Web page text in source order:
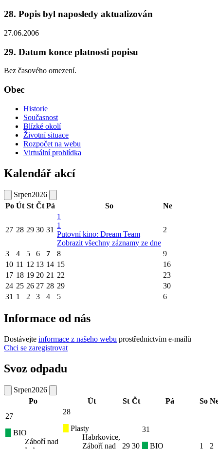
28. Popis byl naposledy aktualizován
27.06.2006
29. Datum konce platnosti popisu
Bez časového omezení.
Obec
Historie
Současnost
Blízké okolí
Životní situace
Rozpočet na webu
Virtuální prohlídka
Kalendář akcí
Srpen2026
Po Út St Čt Pá So Ne
27 28 29 30 31
1
1
Putovní kino: Dream Team
Zobrazit všechny záznamy ze dne
2
3 4 5 6 7 8
9
10 11 12 13 14 15
16
17 18 19 20 21 22
23
24 25 26 27 28 29
30
31 1 2 3 4 5 6
Informace od nás
Dostávejte informace z našeho webu prostřednictvím e-mailů
Chci se zaregistrovat
Svoz odpadu
Srpen2026
Po
Út St Čt Pá So
27
BIO
Záboří nad
28
Plasty
Habrkovice,
Záboří nad
29 30
31
BIO
1 2